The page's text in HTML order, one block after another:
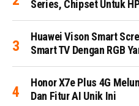
Series, Chipset Untuk
Huawei Vison Smart
Smart TV Dengan RGB
Honor X7e Plus 4G
Dan Fitur AI Unik Ini